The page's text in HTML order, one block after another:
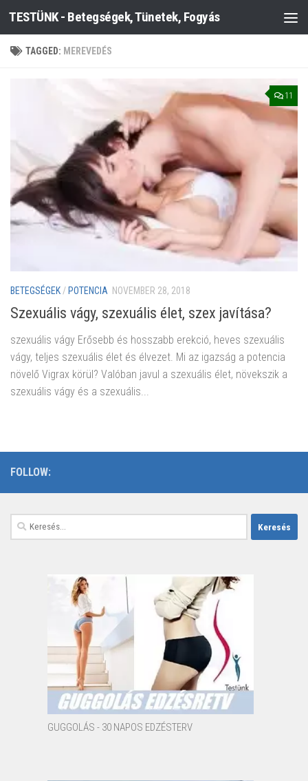
Skip to content
TESTÜNK - Betegségek, Tünetek, Fogyás
TAGGED: MEREVEDÉS
11
BETEGSÉGEK / POTENCIA NOVEMBER 28, 2018
Szexuális vágy, szexuális élet, szex javítása?
szexuális vágy Erősebb és hosszabb erekció, heves szexuális
vágy, teljes szexuális élet és élvezet. Mi az igazság a potencia
növelő Vigrax körül? Valóban javul a szexuális élet, növekszik a
szexuális vágy és a szexuális...
FOLLOW:
Keresés:
GUGGOLÁS - 30 NAPOS EDZÉSTERV